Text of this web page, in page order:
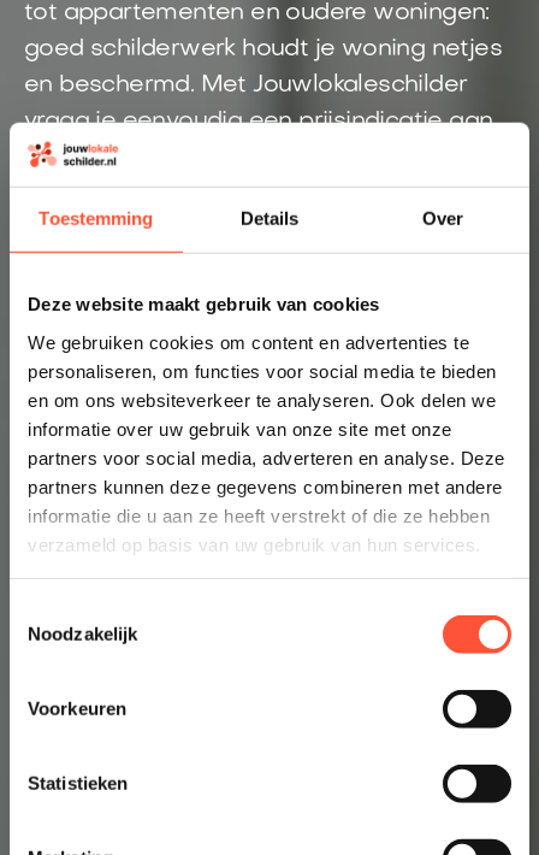
Toestemming Details Over
Deze website maakt gebruik van cookies
We gebruiken cookies om content en advertenties te
personaliseren, om functies voor social media te bieden
en om ons websiteverkeer te analyseren. Ook delen we
informatie over uw gebruik van onze site met onze
partners voor social media, adverteren en analyse. Deze
partners kunnen deze gegevens combineren met andere
informatie die u aan ze heeft verstrekt of die ze hebben
verzameld op basis van uw gebruik van hun services.
Noodzakelijk
Voorkeuren
Statistieken
tot appartementen en oudere woningen:
goed schilderwerk houdt je woning netjes
en beschermd. Met Jouwlokaleschilder
vraag je eenvoudig een prijsindicatie aan.
Je wordt gekoppeld aan een schilder uit
de regio Echt die jouw klus kan
beoordelen.
Altijd een schilder bij jou in de buurt
Prijsindicatie starten
👉 Inzicht in enkele minuten